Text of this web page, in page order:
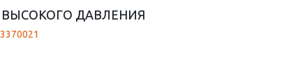
ДАВЛЕНИЯ